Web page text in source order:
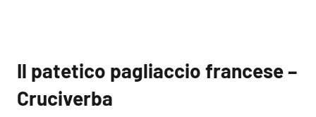
Il patetico pagliaccio francese –
Cruciverba